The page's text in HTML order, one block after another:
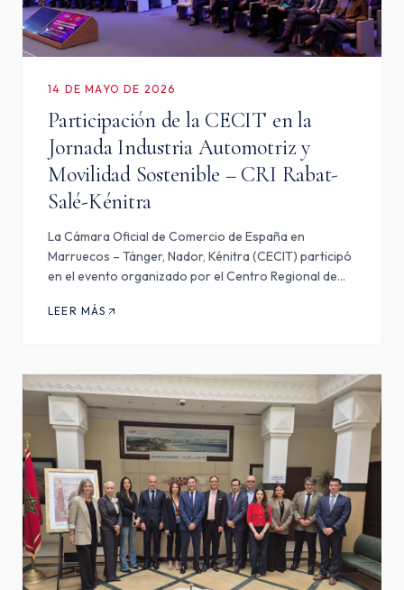
14 DE MAYO DE 2026
Participación de la CECIT en la
Jornada Industria Automotriz y
Movilidad Sostenible – CRI Rabat-
Salé-Kénitra
La Cámara Oficial de Comercio de España en
Marruecos – Tánger, Nador, Kénitra (CECIT) participó
en el evento organizado por el Centro Regional de
colaboración con el Policy Center for the New South,
LEER MÁS